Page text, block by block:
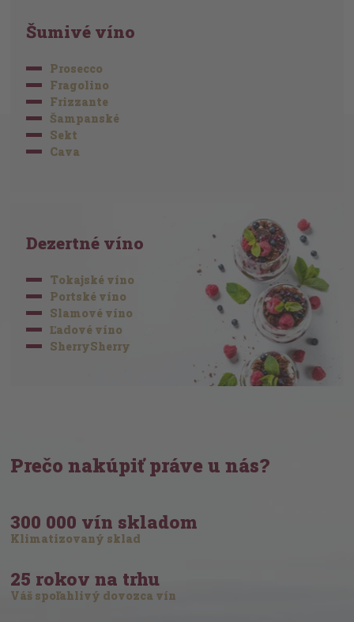
Šumivé víno
Prosecco
Fragolino
Frizzante
Šampanské
Sekt
Cava
Dezertné víno
Tokajské víno
Portské víno
Slamové víno
Ľadové víno
SherrySherry
Prečo nakúpiť práve u nás?
300 000 vín skladom
Klimatizovaný sklad
25 rokov na trhu
Váš spoľahlivý dovozca vín